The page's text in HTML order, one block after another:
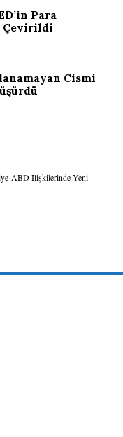
Para
Çevirildi
Cismi
ABD İlişkilerinde Yeni